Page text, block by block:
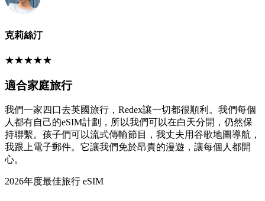
克莉絲汀
★★★★★
適合家庭旅行
我們一家四口去英國旅行，Redex讓一切都很順利。我們每個
人都有自己的eSIM計劃，所以我們可以在白天分開，仍然保
持聯繫。孩子們可以流式傳輸節目，我丈夫用谷歌地圖導航，
我跟上電子郵件。它讓我們免於昂貴的漫遊，讓每個人都開
心。
2026年度最佳旅行 eSIM